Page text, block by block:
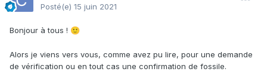
Posté(e) 15 juin 2021
Bonjour à tous ! 🙂
Alors je viens vers vous, comme avez pu lire, pour une demande
de vérification ou en tout cas une confirmation de fossile.